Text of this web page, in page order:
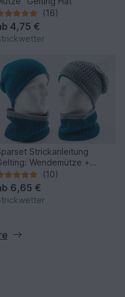
(16)
4,75 €
Strickanleitung
Wendemütze +
(10)
6,65 €